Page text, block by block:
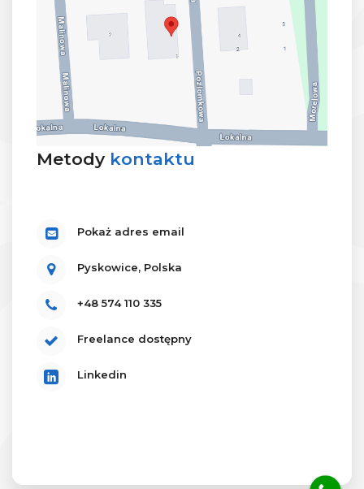
Metody kontaktu
Pokaż adres email
Pyskowice, Polska
+48 574 110 335
Freelance dostępny
Linkedin